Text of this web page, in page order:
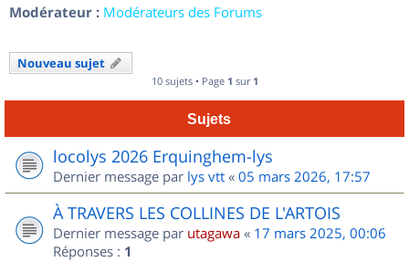
Modérateur : Modérateurs des Forums
Nouveau sujet
10 sujets • Page 1 sur 1
Sujets
locolys 2026 Erquinghem-lys
Dernier message par lys vtt « 05 mars 2026, 17:57
À TRAVERS LES COLLINES DE L'ARTOIS
Dernier message par utagawa « 17 mars 2025, 00:06
Réponses : 1